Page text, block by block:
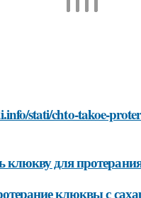
stati/chto-takoe-
для
клюквы с